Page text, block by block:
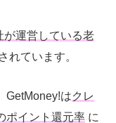
が運営している老
されています。
GetMoney!はクレ
ポイント還元率 に